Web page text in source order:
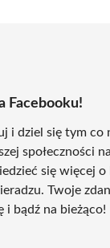
Facebooku!
i dziel się tym co
społeczności
się więcej
Twoje
i bądź na bieżąco!